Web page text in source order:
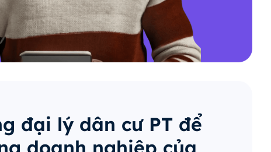
đại lý dân cư PT để
doanh nghiệp của